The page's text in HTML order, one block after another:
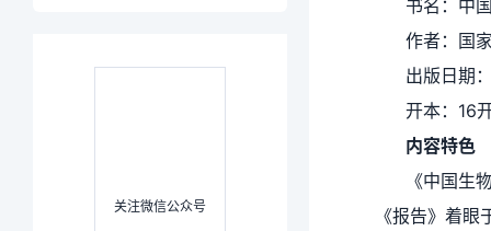
关注微信公众号
书名：中
作者：国
出版日期
开本：16
内容特色
《中国生
《报告》着